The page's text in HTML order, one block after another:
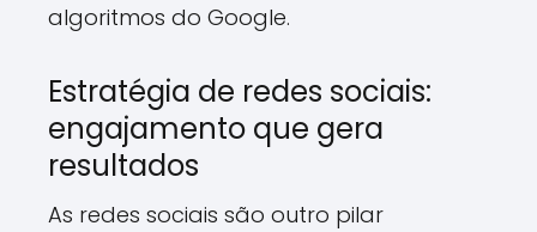
algoritmos do Google.
Estratégia de redes sociais:
engajamento que gera
resultados
As redes sociais são outro pilar